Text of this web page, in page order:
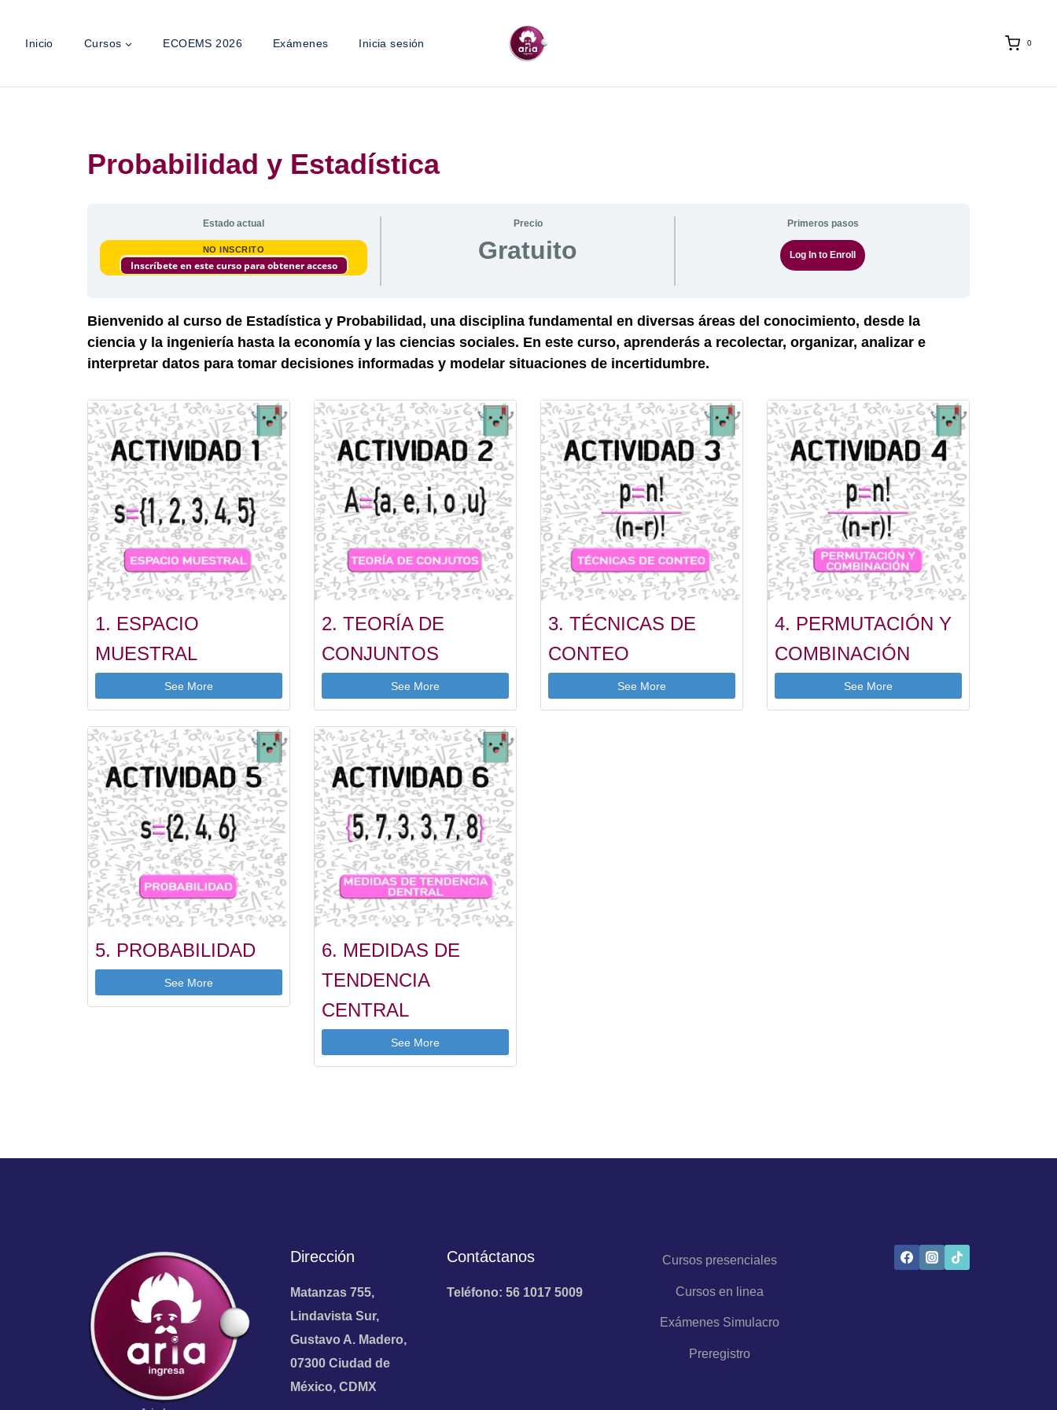
Inicio Cursos ECOEMS 2026 Exámenes Inicia sesión 0
Probabilidad y Estadística
Estado actual
NO INSCRITO
Inscríbete en este curso para obtener acceso
Precio
Gratuito
Primeros pasos
Log In to Enroll
Bienvenido al curso de Estadística y Probabilidad, una disciplina fundamental en diversas áreas del conocimiento, desde la
ciencia y la ingeniería hasta la economía y las ciencias sociales. En este curso, aprenderás a recolectar, organizar, analizar e
interpretar datos para tomar decisiones informadas y modelar situaciones de incertidumbre.
1. ESPACIO
MUESTRAL
See More
2. TEORÍA DE
CONJUNTOS
See More
3. TÉCNICAS DE
CONTEO
See More
4. PERMUTACIÓN Y
COMBINACIÓN
See More
5. PROBABILIDAD
See More
6. MEDIDAS DE
TENDENCIA
CENTRAL
See More
Dirección
Matanzas 755,
Lindavista Sur,
Gustavo A. Madero,
07300 Ciudad de
México, CDMX
Contáctanos
Teléfono: 56 1017 5009
Cursos presenciales
Cursos en linea
Exámenes Simulacro
Preregistro